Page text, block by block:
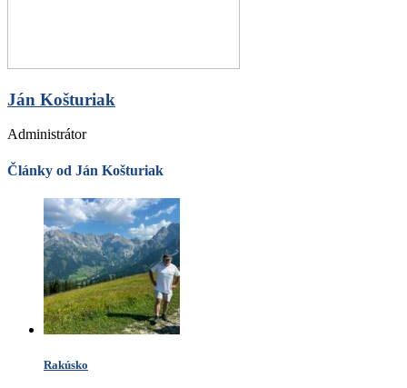
Ján Košturiak
Administrátor
Články od Ján Košturiak
Rakúsko